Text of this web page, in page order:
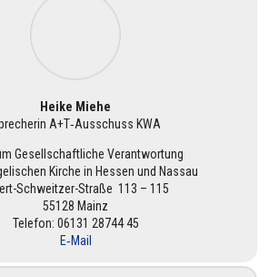
Heike Miehe
A+T‑Ausschuss KWA
Gesell­schaft­li­che Ver­ant­wor­tung
Kirche in Hessen und Nassau
Schweit­zer-Straße 113 – 115
55128 Mainz
Telefon: 06131 28744 45
E‑Mail